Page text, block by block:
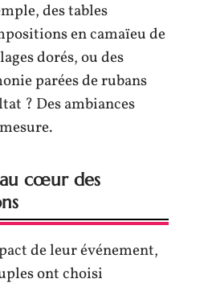
des tables
en camaïeu de
dorés, ou des
parées de rubans
? Des ambiances
cœur des
de leur événement,
ont choisi